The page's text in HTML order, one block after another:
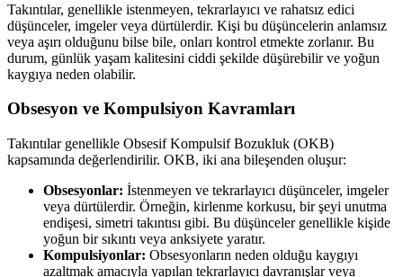
Takıntılar, genellikle istenmeyen, tekrarlayıcı ve rahatsız edici
düşünceler, imgeler veya dürtülerdir. Kişi bu düşüncelerin anlamsız
veya aşırı olduğunu bilse bile, onları kontrol etmekte zorlanır. Bu
durum, günlük yaşam kalitesini ciddi şekilde düşürebilir ve yoğun
kaygıya neden olabilir.
Obsesyon ve Kompulsiyon Kavramları
Takıntılar genellikle Obsesif Kompulsif Bozukluk (OKB)
kapsamında değerlendirilir. OKB, iki ana bileşenden oluşur:
Obsesyonlar: İstenmeyen ve tekrarlayıcı düşünceler, imgeler
veya dürtülerdir. Örneğin, kirlenme korkusu, bir şeyi unutma
endişesi, simetri takıntısı gibi. Bu düşünceler genellikle kişide
yoğun bir sıkıntı veya anksiyete yaratır.
Kompulsiyonlar: Obsesyonların neden olduğu kaygıyı
azaltmak amacıyla yapılan tekrarlayıcı davranışlar veya